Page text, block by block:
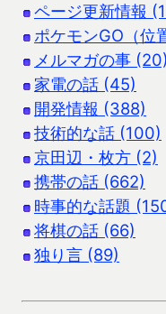
ページ更新情報
ポケモンGO（位
メルマガの事 (20)
家電の話 (45)
開発情報 (388)
技術的な話 (100)
京田辺・枚方 (2)
携帯の話 (662)
時事的な話題
将棋の話 (66)
独り言 (89)